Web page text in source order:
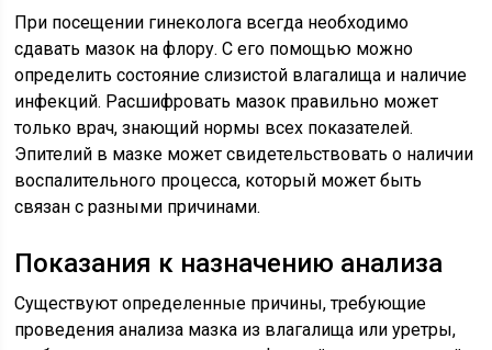
При посещении гинеколога всегда необходимо
сдавать мазок на флору. С его помощью можно
определить состояние слизистой влагалища и наличие
инфекций. Расшифровать мазок правильно может
только врач, знающий нормы всех показателей.
Эпителий в мазке может свидетельствовать о наличии
воспалительного процесса, который может быть
связан с разными причинами.
Показания к назначению анализа
Существуют определенные причины, требующие
проведения анализа мазка из влагалища или уретры,